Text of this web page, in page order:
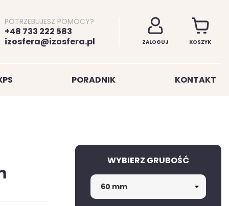
POTRZEBUJESZ POMOCY?
+48 733 222 583
izosfera@izosfera.pl
ZALOGUJ KOSZYK
PORADNIK KONTAKT
WYBIERZ GRUBOŚĆ